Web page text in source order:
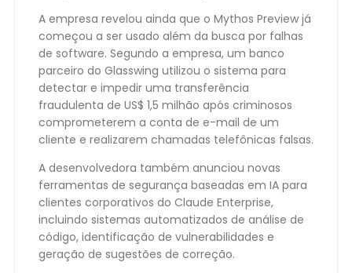
A empresa revelou ainda que o Mythos Preview já
começou a ser usado além da busca por falhas
de software. Segundo a empresa, um banco
parceiro do Glasswing utilizou o sistema para
detectar e impedir uma transferência
fraudulenta de US$ 1,5 milhão após criminosos
comprometerem a conta de e-mail de um
cliente e realizarem chamadas telefônicas falsas.
A desenvolvedora também anunciou novas
ferramentas de segurança baseadas em IA para
clientes corporativos do Claude Enterprise,
incluindo sistemas automatizados de análise de
código, identificação de vulnerabilidades e
geração de sugestões de correção.